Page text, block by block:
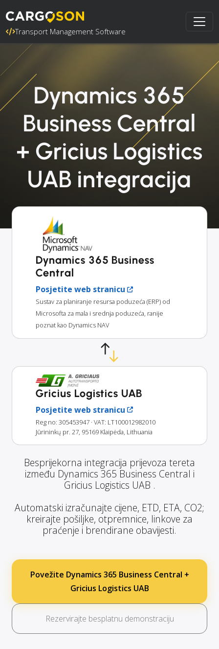
Transport Management Software
Dynamics 365
Business Central
+ Gricius Logistics
UAB integracija
Dynamics 365 Business
Central
Posjetite web stranicu
Sustav za planiranje resursa poduzeća (ERP) od
Microsofta za mala i srednja poduzeća, ranije
poznat kao Dynamics NAV
Gricius Logistics UAB
Posjetite web stranicu
Reg no: 305453947 · VAT: LT100012982010
Jūrininkų pr. 27, 95169 Klaipėda, Lithuania
Besprijekorna integracija prijevoza tereta
između Dynamics 365 Business Central i
Gricius Logistics UAB .
Automatski izračunajte cijene, ETD, ETA, CO2;
kreirajte pošiljke, otpremnice, linkove za
praćenje i brendirane obavijesti.
Povežite Dynamics 365 Business Central +
Gricius Logistics UAB
Rezervirajte besplatnu demonstraciju